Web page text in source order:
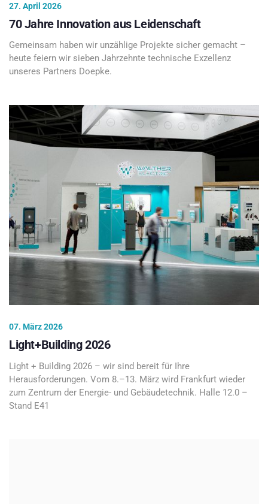
27. April 2026
70 Jahre Innovation aus Leidenschaft
Gemeinsam haben wir unzählige Projekte sicher gemacht –
heute feiern wir sieben Jahrzehnte technische Exzellenz
unseres Partners Doepke.
07. März 2026
Light+Building 2026
Light + Building 2026 – wir sind bereit für Ihre
Herausforderungen. Vom 8.–13. März wird Frankfurt wieder
zum Zentrum der Energie- und Gebäudetechnik. Halle 12.0 –
Stand E41